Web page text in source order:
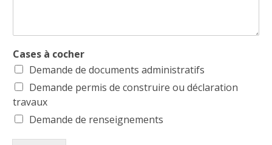
Cases à cocher
Demande de documents administratifs
Demande permis de construire ou déclaration
travaux
Demande de renseignements